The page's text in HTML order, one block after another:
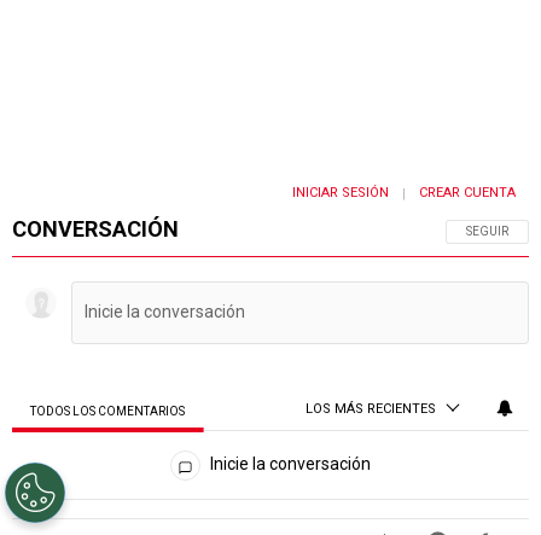
CONVERSACIÓN SIGA ESTA
SEGUIR
INICIAR SESIÓN | CREAR CUENTA
TODOS LOS COMENTARIOS LOS MÁS RECIENTES
Todos los comentarios
Inicie la conversación